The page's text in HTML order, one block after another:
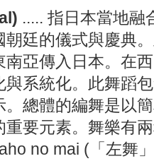
..... 指日本當地融
廷的儀式與慶典
南亞傳入日本。在
系統化。此舞蹈
。總體的編舞是以
重要元素。舞樂有
no mai (「左舞